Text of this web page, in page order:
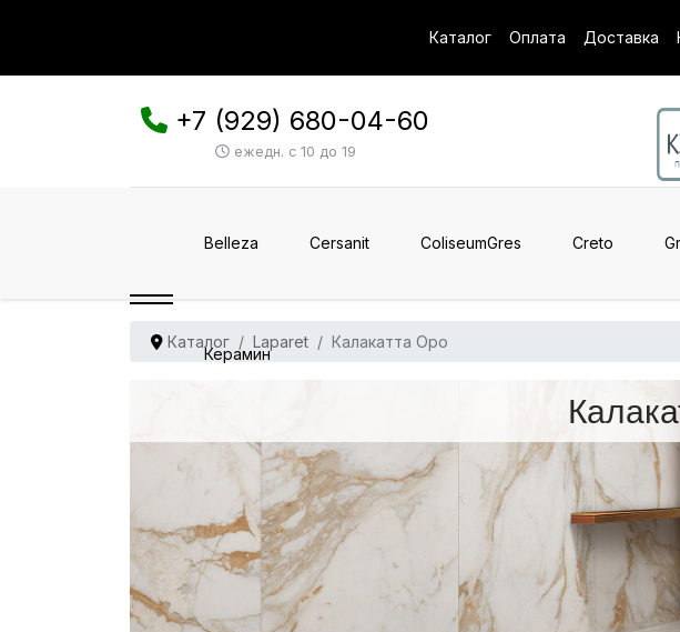
Каталог Оплата Доставка
+7 (929) 680-04-60
ежедн. с 10 до 19
Belleza Cersanit ColiseumGres Creto
Керамин
Каталог Laparet Калакатта Оро